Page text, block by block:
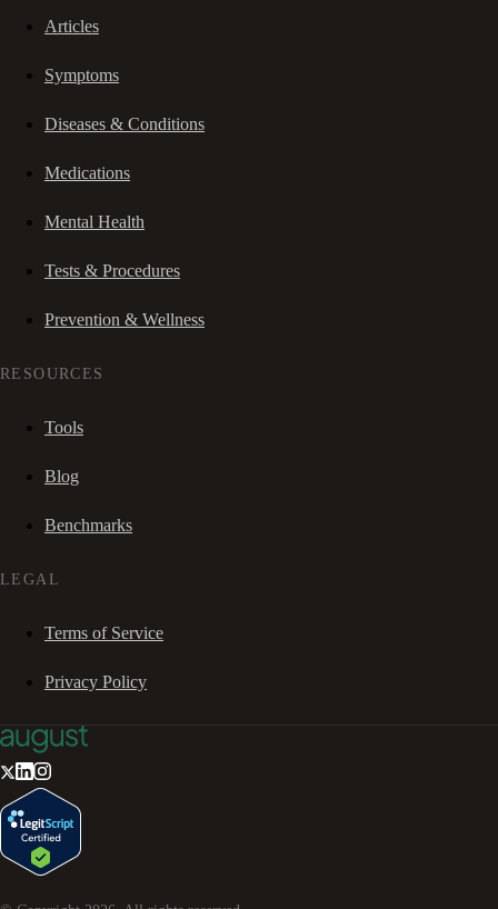
Articles
Symptoms
Diseases & Conditions
Medications
Mental Health
Tests & Procedures
Prevention & Wellness
RESOURCES
Tools
Blog
Benchmarks
LEGAL
Terms of Service
Privacy Policy